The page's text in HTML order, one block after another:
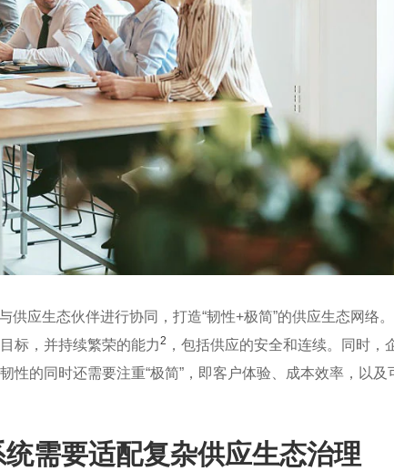
应生态伙伴进行协同，打造“韧性+极简”的供应生态网络。
标，并持续繁荣的能力2 ，包括供应的安全和连续。同时，
的同时还需要注重“极简”，即客户体验、成本效率，以及
需要适配复杂供应生态治理